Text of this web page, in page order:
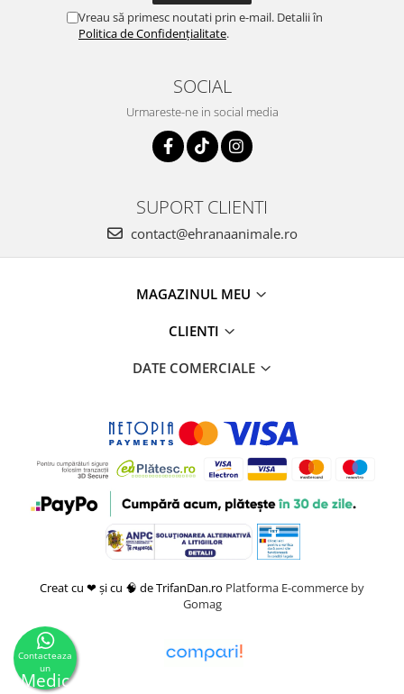
Vreau să primesc noutati prin e-mail. Detalii în
Politica de Confidențialitate.
SOCIAL
Urmareste-ne in social media
SUPORT CLIENTI
contact@ehranaanimale.ro
MAGAZINUL MEU
CLIENTI
DATE COMERCIALE
Creat cu ❤ și cu 🧠 de TrifanDan.ro Platforma E-commerce by
Gomag
Contacteaza
un
Medic